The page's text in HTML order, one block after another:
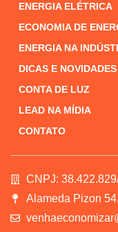
ENERGIA ELÉTRICA
ECONOMIA DE
ENERGIA NA
DICAS E NOVIDADES
CONTA DE LUZ
LEAD NA MÍDIA
CONTATO
CNPJ:
Alameda Pizon